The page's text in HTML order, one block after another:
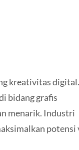
kreativitas
bidang grafis
menarik. Industri
potensi